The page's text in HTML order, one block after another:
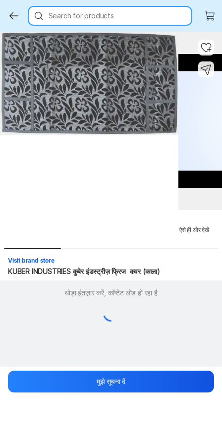
Search for products
Key Highlights
ऐसे ही और देखें
Visit brand store
KUBER INDUSTRIES कुबेर इंडस्ट्रीज़ फ्रिज  कवर (काला)
थोड़ा इंतज़ार करें, कॉन्टेंट लोड हो रहा है
मुझे सूचना दें